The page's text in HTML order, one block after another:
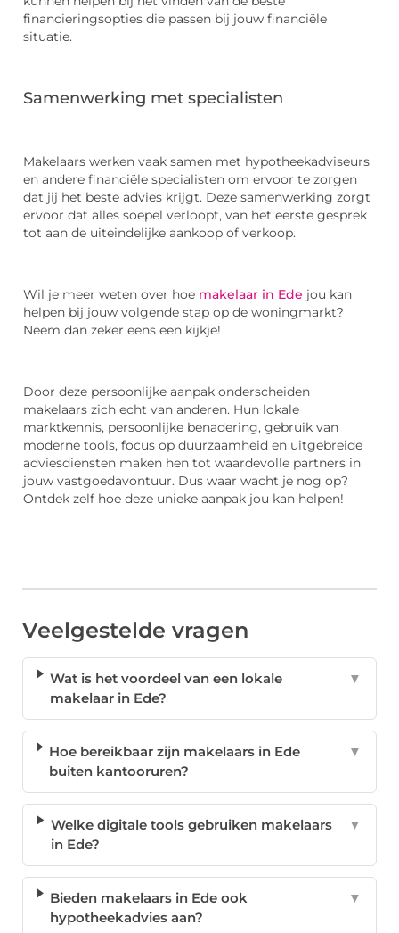
financieringsopties die passen bij jouw financiële
situatie.
Samenwerking met specialisten
Makelaars werken vaak samen met hypotheekadviseurs
en andere financiële specialisten om ervoor te zorgen
dat jij het beste advies krijgt. Deze samenwerking zorgt
ervoor dat alles soepel verloopt, van het eerste gesprek
tot aan de uiteindelijke aankoop of verkoop.
Wil je meer weten over hoe makelaar in Ede jou kan
helpen bij jouw volgende stap op de woningmarkt?
Neem dan zeker eens een kijkje!
Door deze persoonlijke aanpak onderscheiden
makelaars zich echt van anderen. Hun lokale
marktkennis, persoonlijke benadering, gebruik van
moderne tools, focus op duurzaamheid en uitgebreide
adviesdiensten maken hen tot waardevolle partners in
jouw vastgoedavontuur. Dus waar wacht je nog op?
Ontdek zelf hoe deze unieke aanpak jou kan helpen!
Veelgestelde vragen
Wat is het voordeel van een lokale
makelaar in Ede?
▼
Hoe bereikbaar zijn makelaars in Ede
buiten kantooruren?
▼
Welke digitale tools gebruiken makelaars
in Ede?
▼
Bieden makelaars in Ede ook
hypotheekadvies aan?
▼